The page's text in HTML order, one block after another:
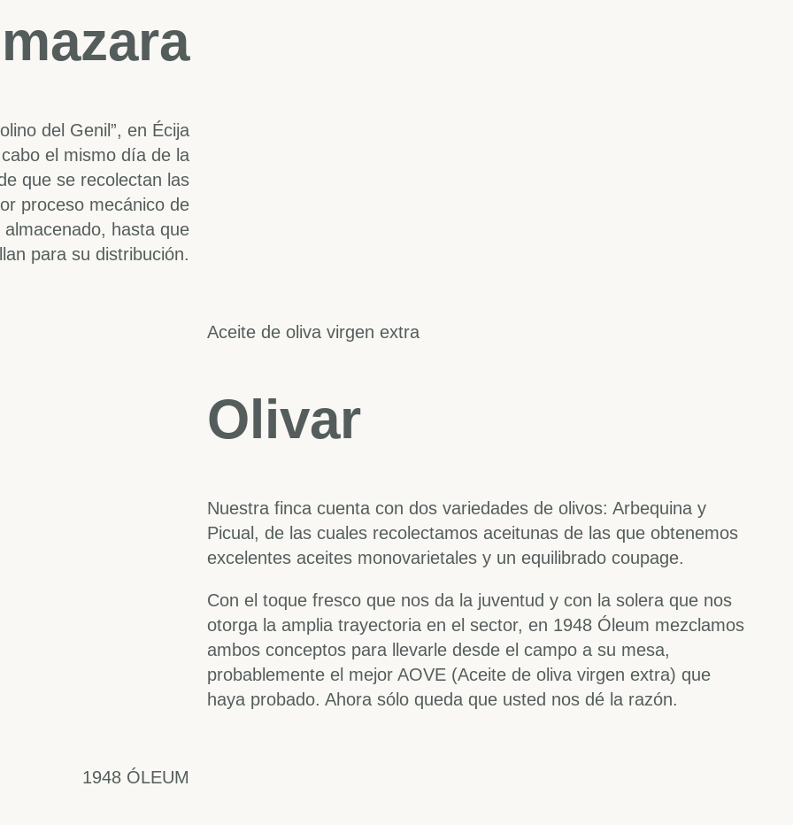
del Genil”, en Écija
el mismo día de la
que se recolectan las
proceso mecánico de
hasta que
para su distribución.
Aceite de oliva virgen extra
Olivar
Nuestra finca cuenta con dos variedades de olivos: Arbequina y
Picual, de las cuales recolectamos aceitunas de las que obtenemos
excelentes aceites monovarietales y un equilibrado coupage.
Con el toque fresco que nos da la juventud y con la solera que nos
otorga la amplia trayectoria en el sector, en 1948 Óleum mezclamos
ambos conceptos para llevarle desde el campo a su mesa,
probablemente el mejor AOVE (Aceite de oliva virgen extra) que
haya probado. Ahora sólo queda que usted nos dé la razón.
1948 ÓLEUM